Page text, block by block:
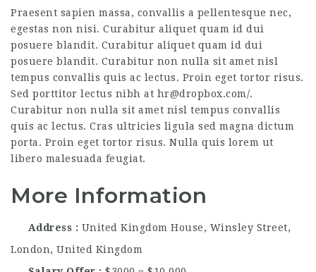
Praesent sapien massa, convallis a pellentesque nec,
egestas non nisi. Curabitur aliquet quam id dui
posuere blandit. Curabitur aliquet quam id dui
posuere blandit. Curabitur non nulla sit amet nisl
tempus convallis quis ac lectus. Proin eget tortor risus.
Sed porttitor lectus nibh at hr@dropbox.com/.
Curabitur non nulla sit amet nisl tempus convallis
quis ac lectus. Cras ultricies ligula sed magna dictum
porta. Proin eget tortor risus. Nulla quis lorem ut
libero malesuada feugiat.
More Information
Address
United Kingdom House, Winsley Street,
London, United Kingdom